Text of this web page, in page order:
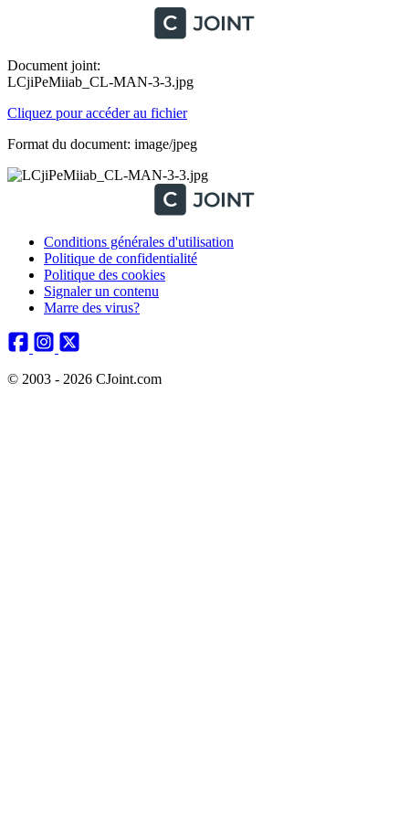
Document joint:
LCjiPeMiiab_CL-MAN-3-3.jpg
Cliquez pour accéder au fichier
Format du document: image/jpeg
Conditions générales d'utilisation
Politique de confidentialité
Politique des cookies
Signaler un contenu
Marre des virus?
© 2003 - 2026 CJoint.com